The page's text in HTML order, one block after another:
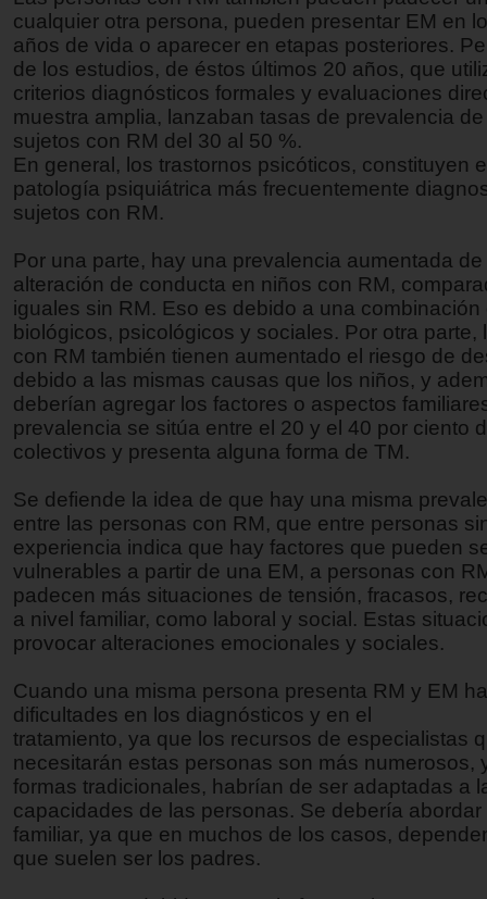
cualquier otra persona, pueden presentar EM en
años de vida o aparecer en etapas posteriores.
de los estudios, de éstos últimos 20 años, que
criterios diagnósticos formales y evaluaciones
muestra amplia, lanzaban tasas de prevalencia
sujetos con RM del 30 al 50 %.
En general, los trastornos psicóticos, constituyen
patología psiquiátrica más frecuentemente
sujetos con RM.
Por una parte, hay una prevalencia aumentada
alteración de conducta en niños con RM,
iguales sin RM. Eso es debido a una combinación
biológicos, psicológicos y sociales. Por otra parte,
con RM también tienen aumentado el riesgo de
debido a las mismas causas que los niños, y
deberían agregar los factores o aspectos
prevalencia se sitúa entre el 20 y el 40 por ciento
colectivos y presenta alguna forma de TM.
Se defiende la idea de que hay una misma
entre las personas con RM, que entre personas
experiencia indica que hay factores que pueden
vulnerables a partir de una EM, a personas con
padecen más situaciones de tensión, fracasos,
a nivel familiar, como laboral y social. Estas
provocar alteraciones emocionales y sociales.
Cuando una misma persona presenta RM y EM
dificultades en los diagnósticos y en el
tratamiento, ya que los recursos de especialistas
necesitarán estas personas son más numerosos,
formas tradicionales, habrían de ser adaptadas a
capacidades de las personas. Se debería abordar
familiar, ya que en muchos de los casos,
que suelen ser los padres.